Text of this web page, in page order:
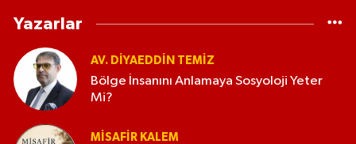
Yazarlar
AV. DIYAEDDIN TEMIZ
Bölge İnsanını Anlamaya Sosyoloji Yeter
Mi?
MISAFIR KALEM